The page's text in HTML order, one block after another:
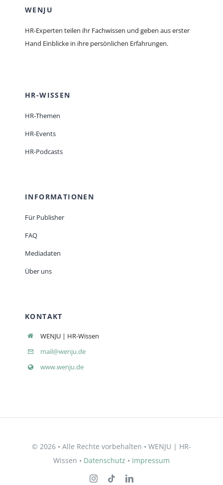
WENJU
HR-Experten teilen ihr Fachwissen und geben aus erster
Hand Einblicke in ihre persönlichen Erfahrungen.
HR-WISSEN
HR-Themen
HR-Events
HR-Podcasts
INFORMATIONEN
Für Publisher
FAQ
Mediadaten
Über uns
KONTAKT
WENJU | HR-Wissen
mail@wenju.de
www.wenju.de
© 2026 • Alle Rechte vorbehalten • WENJU | HR-
Wissen • Datenschutz • Impressum